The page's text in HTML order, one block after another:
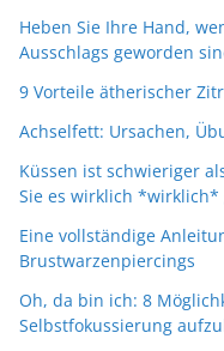
Heben Sie Ihre Hand,
Ausschlags geworden
9 Vorteile ätherischer
Achselfett: Ursachen,
Küssen ist schwieriger
Sie es wirklich *wirklich*
Eine vollständige
Brustwarzenpiercings
Oh, da bin ich: 8
Selbstfokussierung